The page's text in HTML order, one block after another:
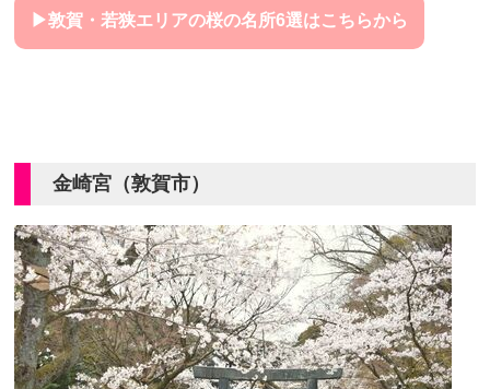
▶敦賀・若狭エリアの桜の名所6選はこちらから
金崎宮（敦賀市）